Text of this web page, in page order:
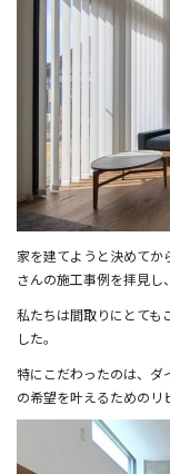
家を建てようと決めて
さんの施工事例を拝見し
私たちは間取りにとても
した。
特にこだわったのは、ダ
の希望を叶えるためのリ